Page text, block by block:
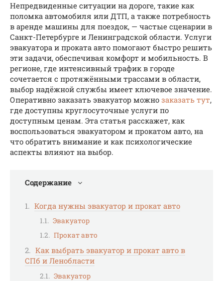
Непредвиденные ситуации на дороге, такие как
поломка автомобиля или ДТП, а также потребность
в аренде машины для поездок, — частые сценарии в
Санкт-Петербурге и Ленинградской области. Услуги
эвакуатора и проката авто помогают быстро решить
эти задачи, обеспечивая комфорт и мобильность. В
регионе, где интенсивный трафик в городе
сочетается с протяжёнными трассами в области,
выбор надёжной службы имеет ключевое значение.
Оперативно заказать эвакуатор можно заказать тут,
где доступны круглосуточные услуги по
доступным ценам. Эта статья расскажет, как
воспользоваться эвакуатором и прокатом авто, на
что обратить внимание и как психологические
аспекты влияют на выбор.
Содержание
Когда нужны эвакуатор и прокат авто
Эвакуатор
Прокат авто
Как выбрать эвакуатор и прокат авто в
СПб и Ленобласти
Эвакуатор